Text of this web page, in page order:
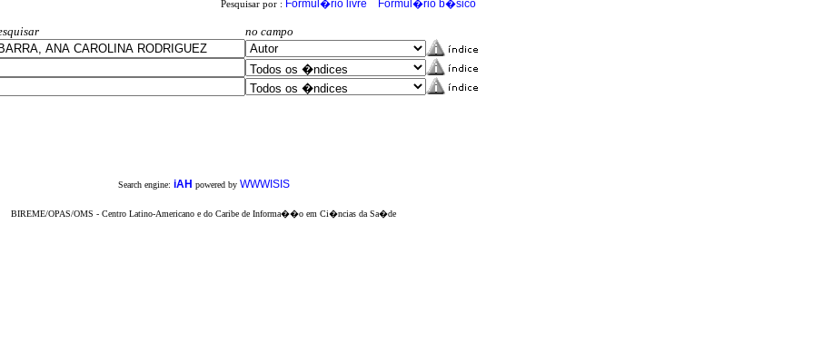
Pesquisar por : Formul�rio livre Formul�rio b�sico
no campo
Search engine: iAH powered by WWWISIS
BIREME/OPAS/OMS - Centro Latino-Americano e do Caribe de Informa��o em Ci�ncias da Sa�de